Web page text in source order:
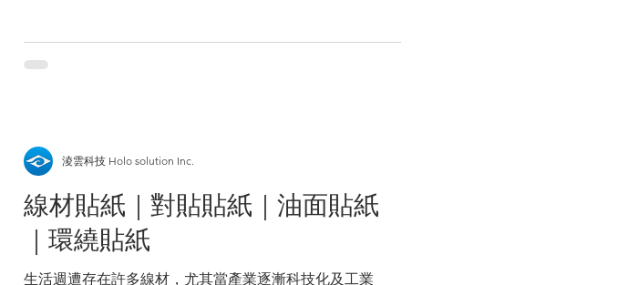
線材貼紙｜對貼貼紙｜油面貼紙
｜環繞貼紙
生活週遭存在許多線材，尤其當產業逐漸科技化及工業
淩雲科技 Holo solution Inc.